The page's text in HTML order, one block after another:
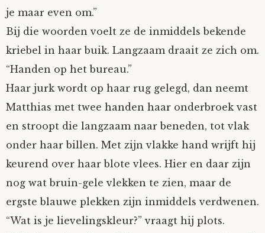
je maar even om.”
Bij die woorden voelt ze de inmiddels bekende
kriebel in haar buik. Langzaam draait ze zich om.
“Handen op het bureau.”
Haar jurk wordt op haar rug gelegd, dan neemt
Matthias met twee handen haar onderbroek vast
en stroopt die langzaam naar beneden, tot vlak
onder haar billen. Met zijn vlakke hand wrijft hij
keurend over haar blote vlees. Hier en daar zijn
nog wat bruin-gele vlekken te zien, maar de
ergste blauwe plekken zijn inmiddels verdwenen.
“Wat is je lievelingskleur?” vraagt hij plots.